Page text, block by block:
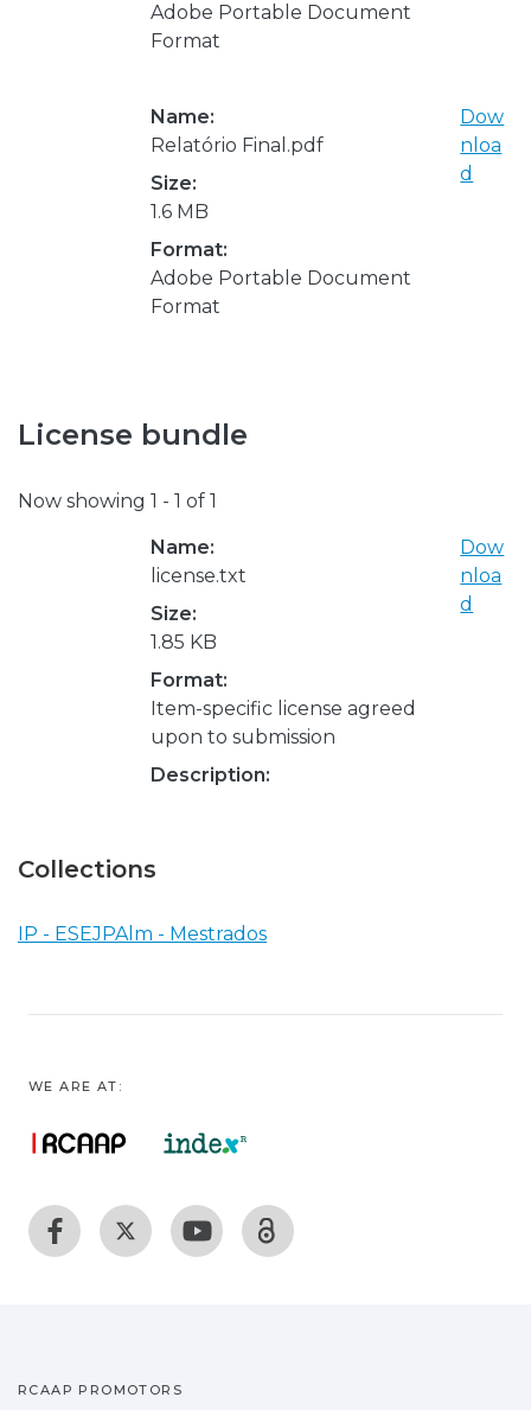
Adobe Portable Document
Format
Name:
Relatório Final.pdf
Size:
1.6 MB
Format:
Adobe Portable Document
Format
Dow
nloa
d
License bundle
Now showing 1 - 1 of 1
Name:
license.txt
Size:
1.85 KB
Format:
Item-specific license agreed
upon to submission
Description:
Dow
nloa
d
Collections
IP - ESEJPAlm - Mestrados
WE ARE AT:
RCAAP PROMOTORS